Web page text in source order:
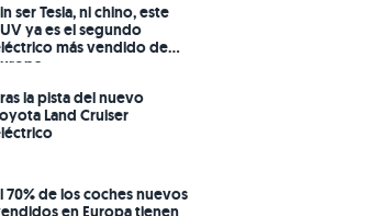
ser Tesla, ni chino, este
ya es el segundo
más vendido de
la pista del nuevo
Land Cruiser
70% de los coches nuevos
en Europa tienen